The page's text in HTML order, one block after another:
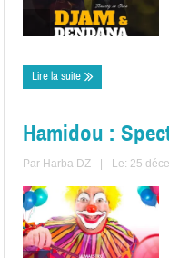
Lire la suite
Hamidou :
Par Harba DZ Le: 25